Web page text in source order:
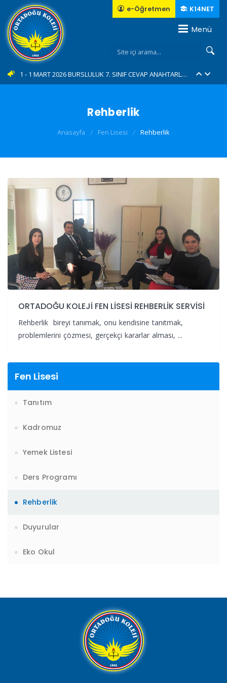
e-Öğretmen K14NET
Menü
10 - İl Şampiyonuyuz...???????????? (YENİ)
1 - 1 MART 2026 BURSLULUK 7. SINIF CEVAP ANAHTARLARI... (YENİ)
5 - Green Me eTwinning Projemiz... (YENİ)
6 - E-TWINING "MAGIC MASCOTS"
8 - Geleneksel "Bisiklet Turumuz"....
9 - Van'dayız!... Van Gezimiz... (YENİ)
10 - İl Şampiyonuyuz...???????????? (YENİ)
Anasayfa / Fen Lisesi / Rehberlik
Rehberlik
Fen Lisesi
Tanıtım
Kadromuz
Yemek Listesi
Ders Programı
Rehberlik
Duyurular
Eko Okul
ORTADOĞU KOLEJİ FEN LİSESİ REHBERLİK SERVİSİ
Rehberlik bireyi tanımak, onu kendisine tanıtmak,
problemlerini çözmesi, gerçekçi kararlar alması, ...